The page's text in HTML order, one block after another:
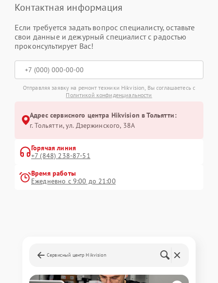
Контактная информация
Если требуется задать вопрос специалисту, оставьте
свои данные и дежурный специалист с радостью
проконсультирует Вас!
Отправляя заявку на ремонт техники Hikvision, Вы соглашаетесь с
Политикой конфиденциальности
Адрес сервисного центра Hikvision в Тольятти:
г. Тольятти, ул. Дзержинского, 38А
Горячая линия
+7 (848) 238-87-51
Время работы
Ежедневно с 9:00 до 21:00
Сервисный центр Hikvision